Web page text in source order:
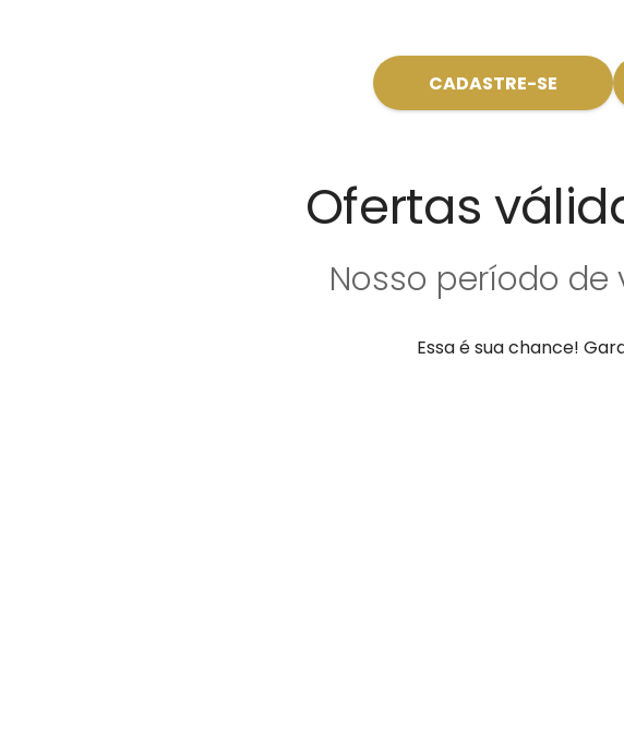
CADASTRE-SE
Ofertas
Nosso período de
Essa é sua chance!